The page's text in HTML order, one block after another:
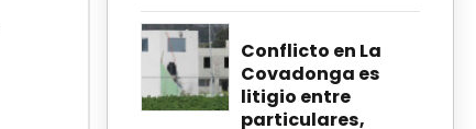
Conflicto en La
Covadonga es
litigio entre
particulares,